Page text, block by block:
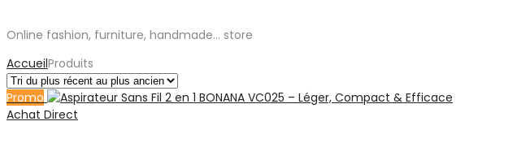
Online fashion, furniture, handmade... store
AccueilProduits
Promo
Achat Direct